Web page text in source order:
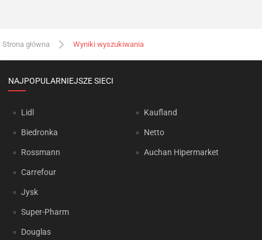
Strona główna Wyniki wyszukiwania
NAJPOPULARNIEJSZE SIECI
Lidl
Biedronka
Rossmann
Carrefour
Jysk
Super-Pharm
Douglas
Kaufland
Netto
Auchan Hipermarket